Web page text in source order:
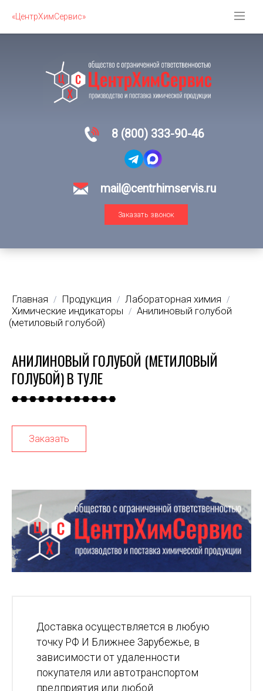
«ЦентрХимСервис»
8 (800) 333-90-46
mail@centrhimservis.ru
Заказать звонок
Главная / Продукция / Лабораторная химия /
Химические индикаторы / Анилиновый голубой
(метиловый голубой)
АНИЛИНОВЫЙ ГОЛУБОЙ (МЕТИЛОВЫЙ
ГОЛУБОЙ) В ТУЛЕ
Заказать
Доставка осуществляется в любую
точку РФ И Ближнее Зарубежье, в
зависимости от удаленности
покупателя или автотранспортом
предприятия или любой